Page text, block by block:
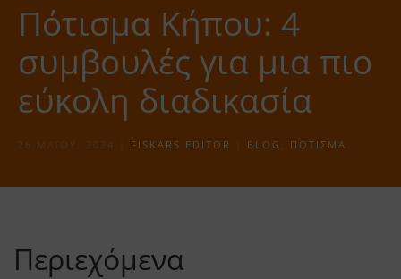
Πότισμα Κήπου: 4
συμβουλές για μια πιο
εύκολη διαδικασία
26 ΜΑΪ́ΟΥ, 2024 FISKARS EDITOR BLOG , ΠΌΤΙΣΜΑ
Περιεχόμενα